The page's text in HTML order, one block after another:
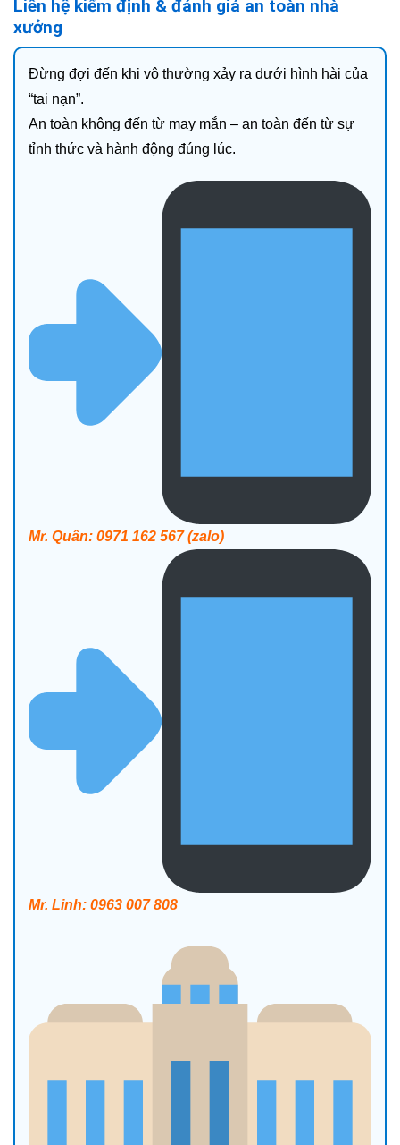
Liên hệ kiểm định & đánh giá an toàn nhà
xưởng
Đừng đợi đến khi vô thường xảy ra dưới hình hài của
“tai nạn”.
An toàn không đến từ may mắn – an toàn đến từ sự
tỉnh thức và hành động đúng lúc.
Mr. Quân: 0971 162 567 (zalo)
Mr. Linh: 0963 007 808